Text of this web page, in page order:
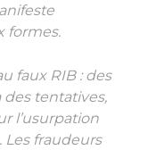
formes.
faux RIB : des
tentatives,
l’usurpation
Les fraudeurs